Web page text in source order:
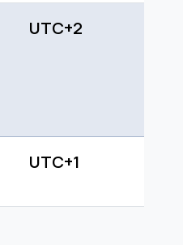
UTC+2
UTC+1